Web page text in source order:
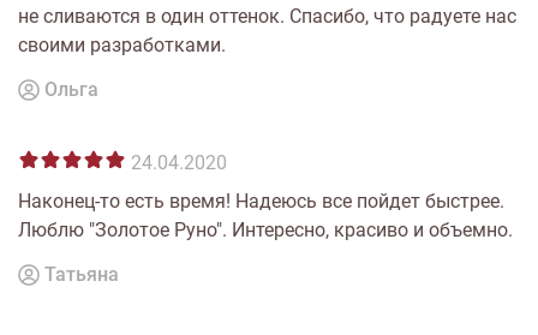
не сливаются в один оттенок. Спасибо, что радуете нас
своими разработками.
Ольга
24.04.2020
Наконец-то есть время! Надеюсь все пойдет быстрее.
Люблю "Золотое Руно". Интересно, красиво и объемно.
Татьяна